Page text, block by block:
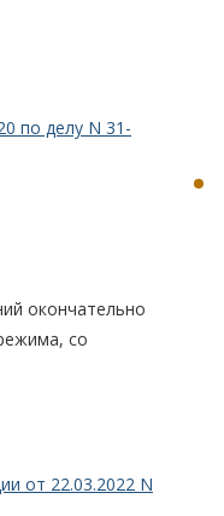
по делу N 31-
окончательно
со
от 22.03.2022 N